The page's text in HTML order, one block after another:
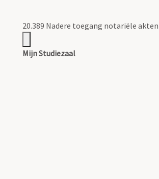
20.389 Nadere toegang notariële akten
Mijn Studiezaal